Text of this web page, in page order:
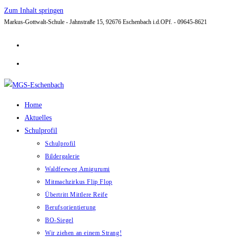
Zum Inhalt springen
Markus-Gottwalt-Schule - Jahnstraße 15, 92676 Eschenbach i.d.OPf. - 09645-8621
Home
Aktuelles
Schulprofil
Schulprofil
Bildergalerie
Waldfeeweg Amigurumi
Mitmachzirkus Flip Flop
Übertritt Mittlere Reife
Berufsorientierung
BO-Siegel
Wir ziehen an einem Strang!